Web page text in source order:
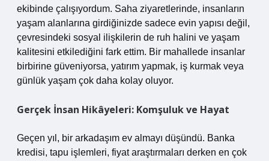
ekibinde çalışıyordum. Saha ziyaretlerinde, insanların
yaşam alanlarına girdiğinizde sadece evin yapısı değil,
çevresindeki sosyal ilişkilerin de ruh halini ve yaşam
kalitesini etkilediğini fark ettim. Bir mahallede insanlar
birbirine güveniyorsa, yatırım yapmak, iş kurmak veya
günlük yaşam çok daha kolay oluyor.
Gerçek İnsan Hikâyeleri: Komşuluk ve Hayat
Geçen yıl, bir arkadaşım ev almayı düşündü. Banka
kredisi, tapu işlemleri, fiyat araştırmaları derken en çok